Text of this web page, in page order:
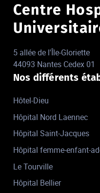
Centre
5 allée de l'Île-Gloriette
44093 Nantes Cedex 01
Nos différents
Hôtel-Dieu
Hôpital Nord Laennec
Hôpital Saint-Jacques
Hôpital femme-enfant-
Le Tourville
Hôpital Bellier